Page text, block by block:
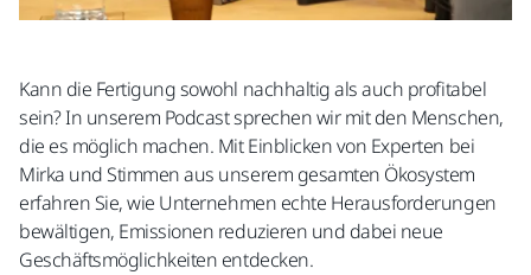
Kann die Fertigung sowohl nachhaltig als auch profitabel
sein? In unserem Podcast sprechen wir mit den Menschen,
die es möglich machen. Mit Einblicken von Experten bei
Mirka und Stimmen aus unserem gesamten Ökosystem
erfahren Sie, wie Unternehmen echte Herausforderungen
bewältigen, Emissionen reduzieren und dabei neue
Geschäftsmöglichkeiten entdecken.